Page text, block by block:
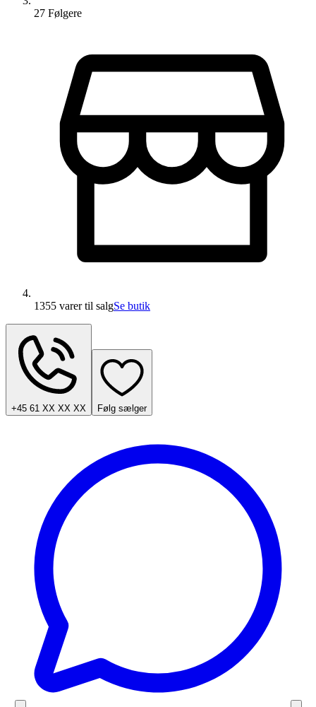
27 Følgere
1355 varertil salgSe butik
+45 61 XX XX XX Følg sælger